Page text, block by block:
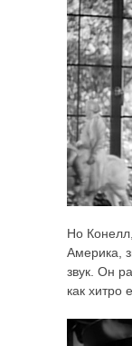
Но
Америка,
звук. Он
как хитро